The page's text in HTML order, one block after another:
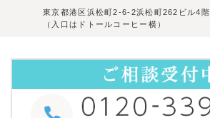
東京都港区浜松町2-6-2浜松町262ビル4階
（入口はドトールコーヒー横）